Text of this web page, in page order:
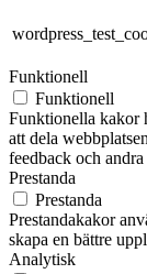
Funktionell
Funktionell
Funktionella kakor
att dela
feedback och
Prestanda
Prestanda
Prestandakakor
skapa en bättre
Analytisk